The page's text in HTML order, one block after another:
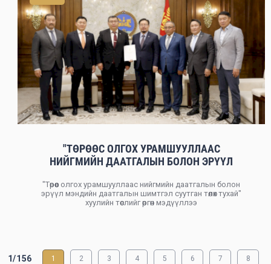
"ТӨРӨӨС ОЛГОХ УРАМШУУЛЛААС
НИЙГМИЙН ДААТГАЛЫН БОЛОН ЭРҮҮЛ
ТӨЛӨХ ТУХАЙ" ХУУЛИЙН ТӨСЛИЙГ ӨРГӨН
МЭДҮҮЛЛЭЭ
"Төрөөс олгох урамшууллаас нийгмийн даатгалын болон
эрүүл мэндийн даатгалын шимтгэл суутган төлөх тухай"
хуулийн төслийг өргөн мэдүүллээ
1/156 1 2 3 4 5 6 7 8